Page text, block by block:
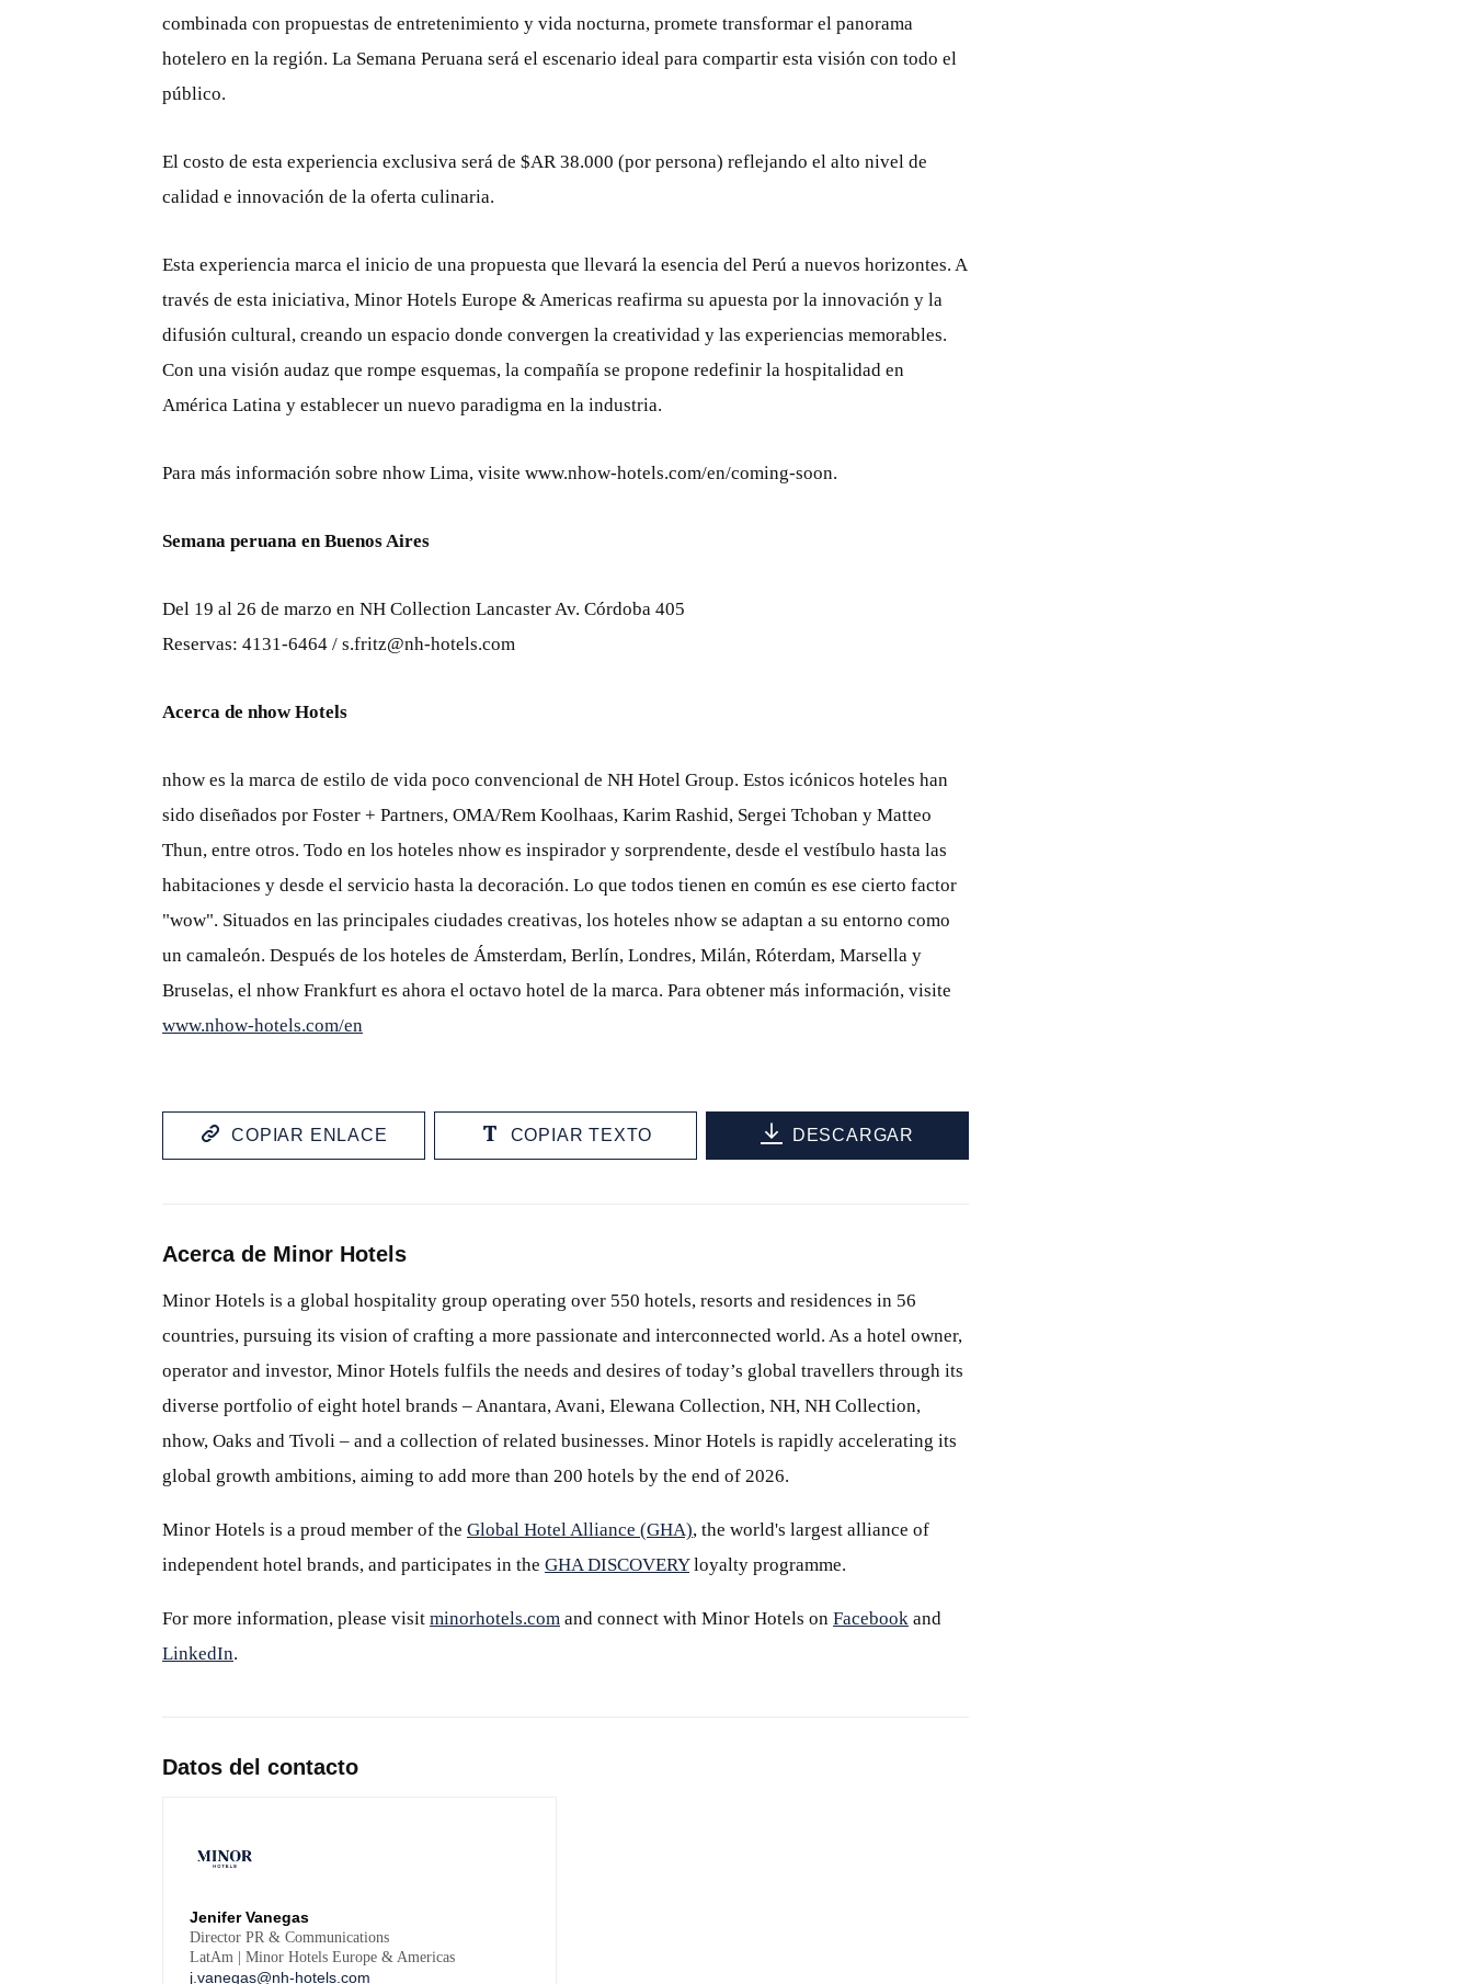
combinada con propuestas de entretenimiento y vida nocturna, promete transformar el panorama
hotelero en la región. La Semana Peruana será el escenario ideal para compartir esta visión con todo el
público.
El costo de esta experiencia exclusiva será de $AR 38.000 (por persona) reflejando el alto nivel de
calidad e innovación de la oferta culinaria.
Esta experiencia marca el inicio de una propuesta que llevará la esencia del Perú a nuevos horizontes. A
través de esta iniciativa, Minor Hotels Europe & Americas reafirma su apuesta por la innovación y la
difusión cultural, creando un espacio donde convergen la creatividad y las experiencias memorables.
Con una visión audaz que rompe esquemas, la compañía se propone redefinir la hospitalidad en
América Latina y establecer un nuevo paradigma en la industria.
Para más información sobre nhow Lima, visite www.nhow-hotels.com/en/coming-soon.
Semana peruana en Buenos Aires
Del 19 al 26 de marzo en NH Collection Lancaster Av. Córdoba 405
Reservas: 4131-6464 / s.fritz@nh-hotels.com
Acerca de nhow Hotels
nhow es la marca de estilo de vida poco convencional de NH Hotel Group. Estos icónicos hoteles han
sido diseñados por Foster + Partners, OMA/Rem Koolhaas, Karim Rashid, Sergei Tchoban y Matteo
Thun, entre otros. Todo en los hoteles nhow es inspirador y sorprendente, desde el vestíbulo hasta las
habitaciones y desde el servicio hasta la decoración. Lo que todos tienen en común es ese cierto factor
"wow". Situados en las principales ciudades creativas, los hoteles nhow se adaptan a su entorno como
un camaleón. Después de los hoteles de Ámsterdam, Berlín, Londres, Milán, Róterdam, Marsella y
Bruselas, el nhow Frankfurt es ahora el octavo hotel de la marca. Para obtener más información, visite
www.nhow-hotels.com/en
COPIAR ENLACE COPIAR TEXTO DESCARGAR
Acerca de Minor Hotels
Minor Hotels is a global hospitality group operating over 550 hotels, resorts and residences in 56
countries, pursuing its vision of crafting a more passionate and interconnected world. As a hotel owner,
operator and investor, Minor Hotels fulfils the needs and desires of today’s global travellers through its
diverse portfolio of eight hotel brands – Anantara, Avani, Elewana Collection, NH, NH Collection,
nhow, Oaks and Tivoli – and a collection of related businesses. Minor Hotels is rapidly accelerating its
global growth ambitions, aiming to add more than 200 hotels by the end of 2026.
Minor Hotels is a proud member of the Global Hotel Alliance (GHA), the world's largest alliance of
independent hotel brands, and participates in the GHA DISCOVERYloyalty programme.
For more information, please visit minorhotels.com and connect with Minor Hotels on Facebook and
LinkedIn.
Datos del contacto
Jenifer Vanegas
Director PR & Communications
LatAm | Minor Hotels Europe & Americas
j.vanegas@nh-hotels.com